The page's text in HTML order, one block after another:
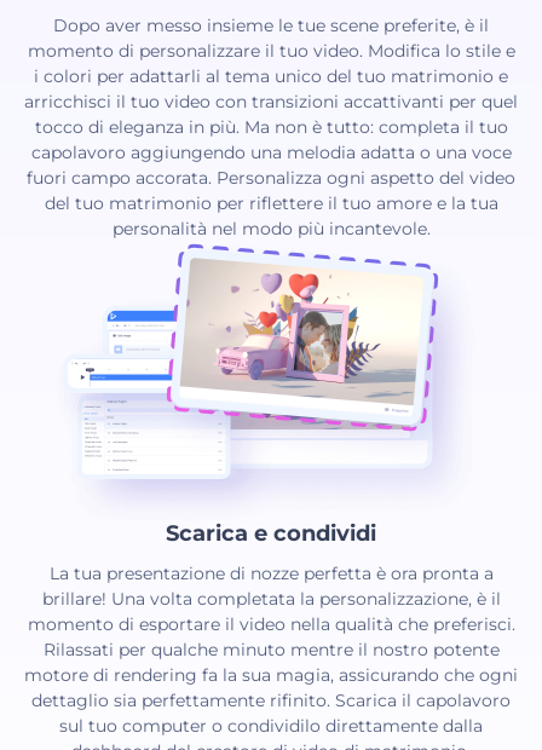
Dopo aver messo insieme le tue scene preferite, è il
momento di personalizzare il tuo video. Modifica lo stile e
i colori per adattarli al tema unico del tuo matrimonio e
arricchisci il tuo video con transizioni accattivanti per quel
tocco di eleganza in più. Ma non è tutto: completa il tuo
capolavoro aggiungendo una melodia adatta o una voce
fuori campo accorata. Personalizza ogni aspetto del video
del tuo matrimonio per riflettere il tuo amore e la tua
personalità nel modo più incantevole.
Scarica e condividi
La tua presentazione di nozze perfetta è ora pronta a
brillare! Una volta completata la personalizzazione, è il
momento di esportare il video nella qualità che preferisci.
Rilassati per qualche minuto mentre il nostro potente
motore di rendering fa la sua magia, assicurando che ogni
dettaglio sia perfettamente rifinito. Scarica il capolavoro
sul tuo computer o condividilo direttamente dalla